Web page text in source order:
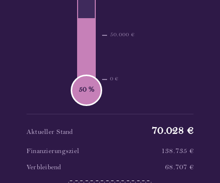
50 %
0 €
50.000 €
Aktueller Stand 70.028 €
Finanzierungsziel 138.735 €
Verbleibend
68.707 €
.-.-.-.-.-.-.-.-.-.-.-.-.-.-.-.-.